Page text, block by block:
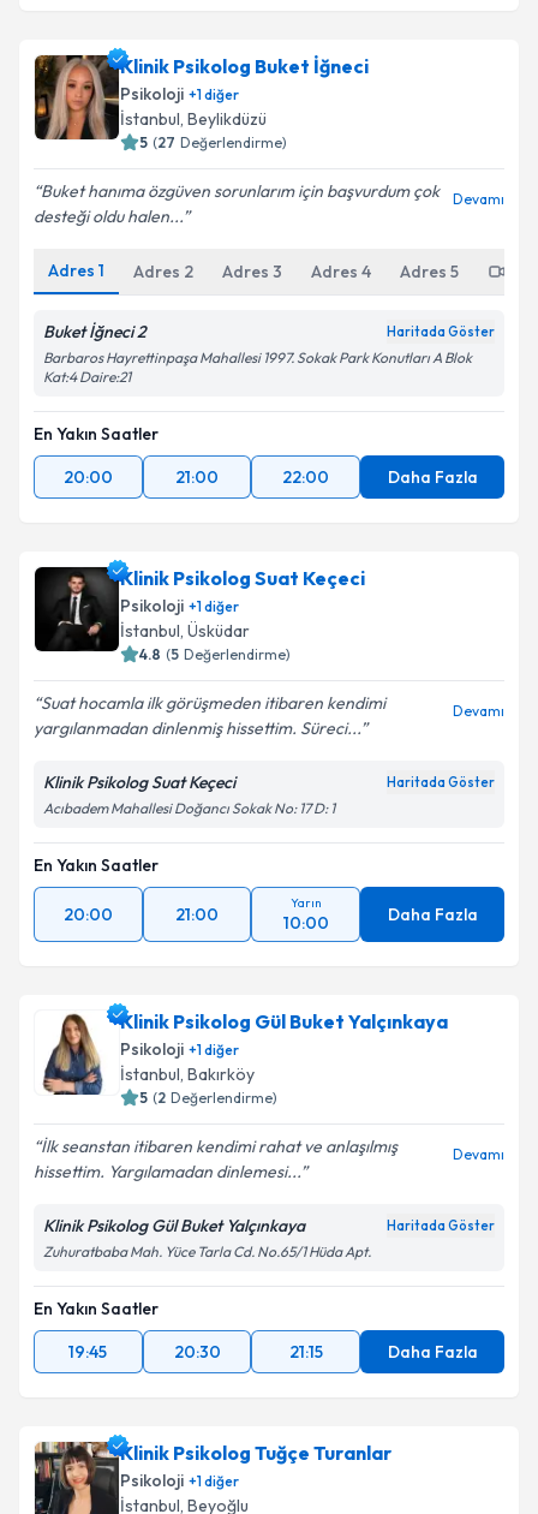
Klinik Psikolog Buket İğneci
Psikoloji +1diğer
İstanbul, Beylikdüzü
5 (27 Değerlendirme)
Buket hanıma özgüven sorunlarım için başvurdum çok
desteği oldu halen...
Devamı
Adres 1 Adres 2 Adres 3 Adres 4 Adres 5
Buket İğneci 2 Haritada Göster
Barbaros Hayrettinpaşa Mahallesi 1997. Sokak Park Konutları A Blok
Kat:4 Daire:21
En Yakın Saatler
20:00
21:00 22:00 Daha Fazla
Klinik Psikolog Suat Keçeci
Psikoloji +1diğer
İstanbul, Üsküdar
4.8 (5 Değerlendirme)
Suat hocamla ilk görüşmeden itibaren kendimi
yargılanmadan dinlenmiş hissettim. Süreci...
Devamı
Klinik Psikolog Suat Keçeci Haritada Göster
Acıbadem Mahallesi Doğancı Sokak No: 17 D: 1
En Yakın Saatler
20:00 21:00
Yarın
10:00 Daha Fazla
Klinik Psikolog Gül Buket Yalçınkaya
Psikoloji +1diğer
İstanbul, Bakırköy
5 (2 Değerlendirme)
İlk seanstan itibaren kendimi rahat ve anlaşılmış
hissettim. Yargılamadan dinlemesi...
Devamı
Klinik Psikolog Gül Buket Yalçınkaya Haritada Göster
Zuhuratbaba Mah. Yüce Tarla Cd. No.65/1 Hüda Apt.
En Yakın Saatler
19:45
20:30 21:15 Daha Fazla
Klinik Psikolog Tuğçe Turanlar
Psikoloji +1diğer
İstanbul, Beyoğlu